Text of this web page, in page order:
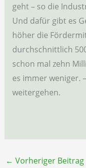
geht – so die
Und dafür gibt es
höher die
durchschnittlich
schon mal zehn
es immer weniger.
weitergehen.
← Vorheriger Beitrag